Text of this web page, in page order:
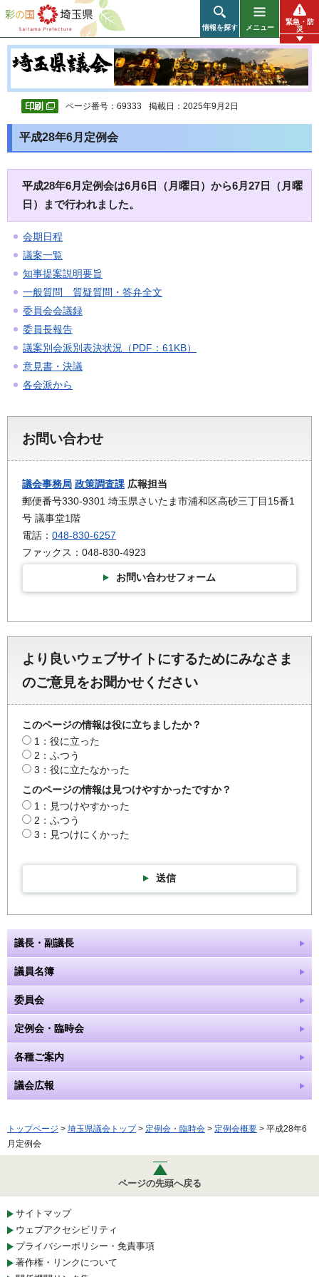
彩の国 埼玉県
情報を探す メニュー
緊急・防
災
ページ番号：69333 掲載日：2025年9月2日
平成28年6月定例会
平成28年6月定例会は6月6日（月曜日）から6月27日（月曜
日）まで行われました。
会期日程
議案一覧
知事提案説明要旨
一般質問 質疑質問・答弁全文
委員会会議録
委員長報告
議案別会派別表決状況（PDF：61KB）
意見書・決議
各会派から
お問い合わせ
議会事務局 政策調査課 広報担当
郵便番号330-9301 埼玉県さいたま市浦和区高砂三丁目15番1
号 議事堂1階
電話： 048-830-6257
ファックス：048-830-4923
お問い合わせフォーム
より良いウェブサイトにするためにみなさま
のご意見をお聞かせください
このページの情報は役に立ちましたか？
1：役に立った
2：ふつう
3：役に立たなかった
このページの情報は見つけやすかったですか？
1：見つけやすかった
2：ふつう
3：見つけにくかった
送信
議長・副議長
議員名簿
委員会
定例会・臨時会
各種ご案内
議会広報
トップページ > 埼玉県議会トップ> 定例会・臨時会 > 定例会概要 > 平成28年6
月定例会
ページの先頭へ戻る
サイトマップ
ウェブアクセシビリティ
プライバシーポリシー・免責事項
著作権・リンクについて